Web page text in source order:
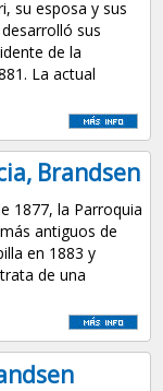
su esposa y sus
sus
de la
La actual
Brandsen
1877, la Parroquia
antiguos de
en 1883 y
de una